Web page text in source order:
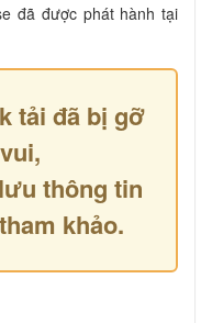
đã được phát hành tại
tải đã bị gỡ
thông tin
khảo.